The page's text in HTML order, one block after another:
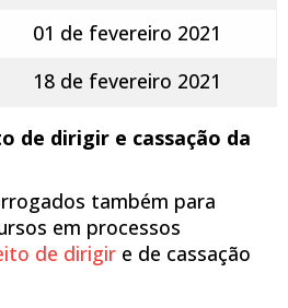
01 de fevereiro 2021
18 de fevereiro 2021
de dirigir e cassação da
também para
em processos
de dirigir e de cassação